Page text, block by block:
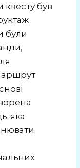
був
були
яка